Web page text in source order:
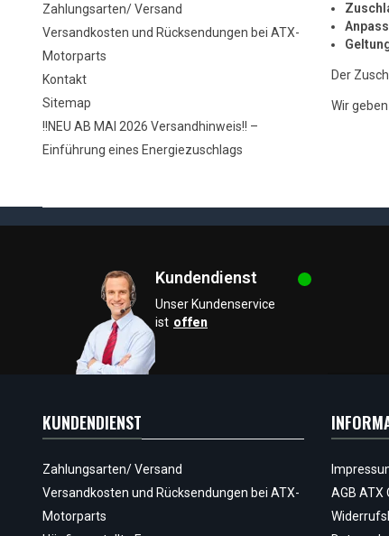
Zahlungsarten/ Versand
Versandkosten und Rücksendungen bei ATX-
Motorparts
Kontakt
Sitemap
!!NEU AB MAI 2026 Versandhinweis!! –
Einführung eines Energiezuschlags
Der
Wir
Kundendienst
Unser Kundenservice
ist offen
KUNDENDIENST
Zahlungsarten/ Versand
Versandkosten und Rücksendungen bei ATX-
Motorparts
AGB ATX